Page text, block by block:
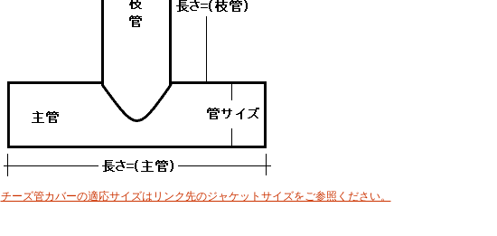
チーズ管カバーの適応サイズはリンク先のジャケットサイズをご参照ください。